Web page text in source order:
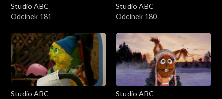
Studio ABC
Odcinek 181
Studio ABC
Odcinek 180
Studio ABC
Studio ABC